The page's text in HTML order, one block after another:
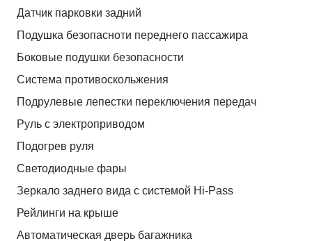
Датчик парковки задний
Подушка безопасноти переднего пассажира
Боковые подушки безопасности
Система противоскольжения
Подрулевые лепестки переключения передач
Руль с электроприводом
Подогрев руля
Светодиодные фары
Зеркало заднего вида с системой Hi-Pass
Рейлинги на крыше
Автоматическая дверь багажника